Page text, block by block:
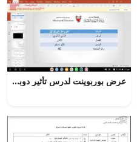
عرض بوربوينت لدرس تأثير دوبلر